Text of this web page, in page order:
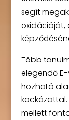
segít
oxidációját,
Több
elegendő
hozható
mellett